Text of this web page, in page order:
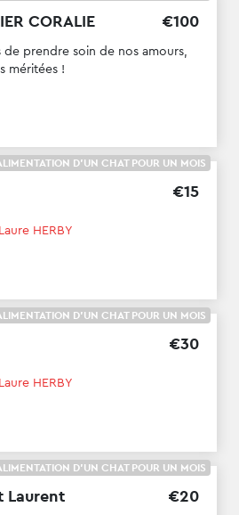
CORALIE €100
de prendre soin de nos amours,
méritées !
€15
HERBY
D'UN CHAT POUR UN MOIS
€30
HERBY
D'UN CHAT POUR UN MOIS
Laurent €20
D'UN CHAT POUR UN MOIS